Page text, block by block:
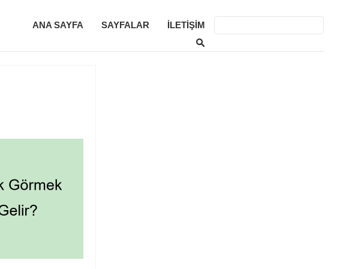
ANA SAYFA SAYFALAR İLETIŞIM